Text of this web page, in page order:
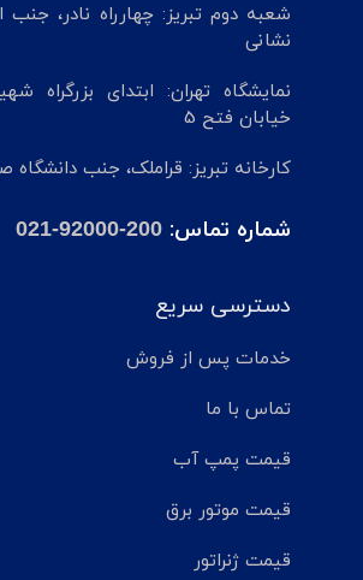
شعبه دوم تبریز: چهارراه نادر،
نشانی
نمایشگاه تهران: ابتدای بزرگراه
خیابان فتح 5
کارخانه تبریز: قراملک، جنب دانشگاه
شماره تماس: 021-92000-200
دسترسی سریع
خدمات پس از فروش
تماس با ما
قیمت پمپ آب
قیمت موتور برق
قیمت ژنراتور